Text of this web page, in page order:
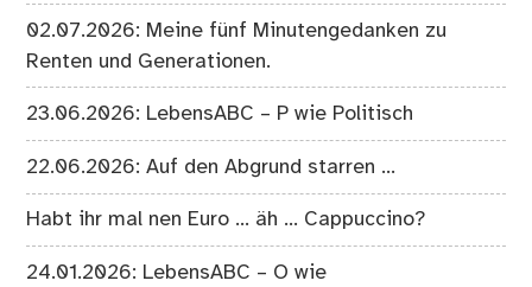
02.07.2026: Meine fünf Minutengedanken zu
Renten und Generationen.
23.06.2026: LebensABC – P wie Politisch
22.06.2026: Auf den Abgrund starren …
Habt ihr mal nen Euro … äh … Cappuccino?
24.01.2026: LebensABC – O wie